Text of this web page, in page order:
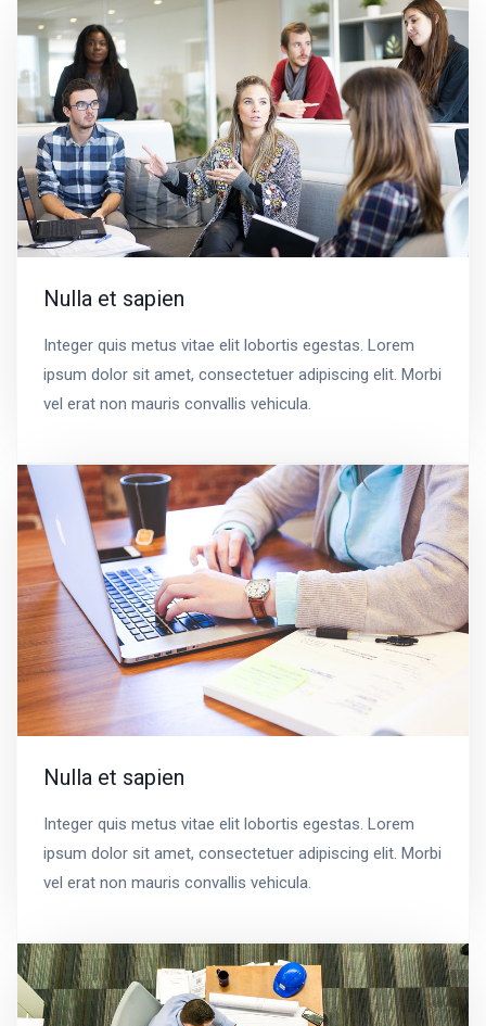
Nulla et sapien
Integer quis metus vitae elit lobortis egestas. Lorem
ipsum dolor sit amet, consectetuer adipiscing elit. Morbi
vel erat non mauris convallis vehicula.
Nulla et sapien
Integer quis metus vitae elit lobortis egestas. Lorem
ipsum dolor sit amet, consectetuer adipiscing elit. Morbi
vel erat non mauris convallis vehicula.